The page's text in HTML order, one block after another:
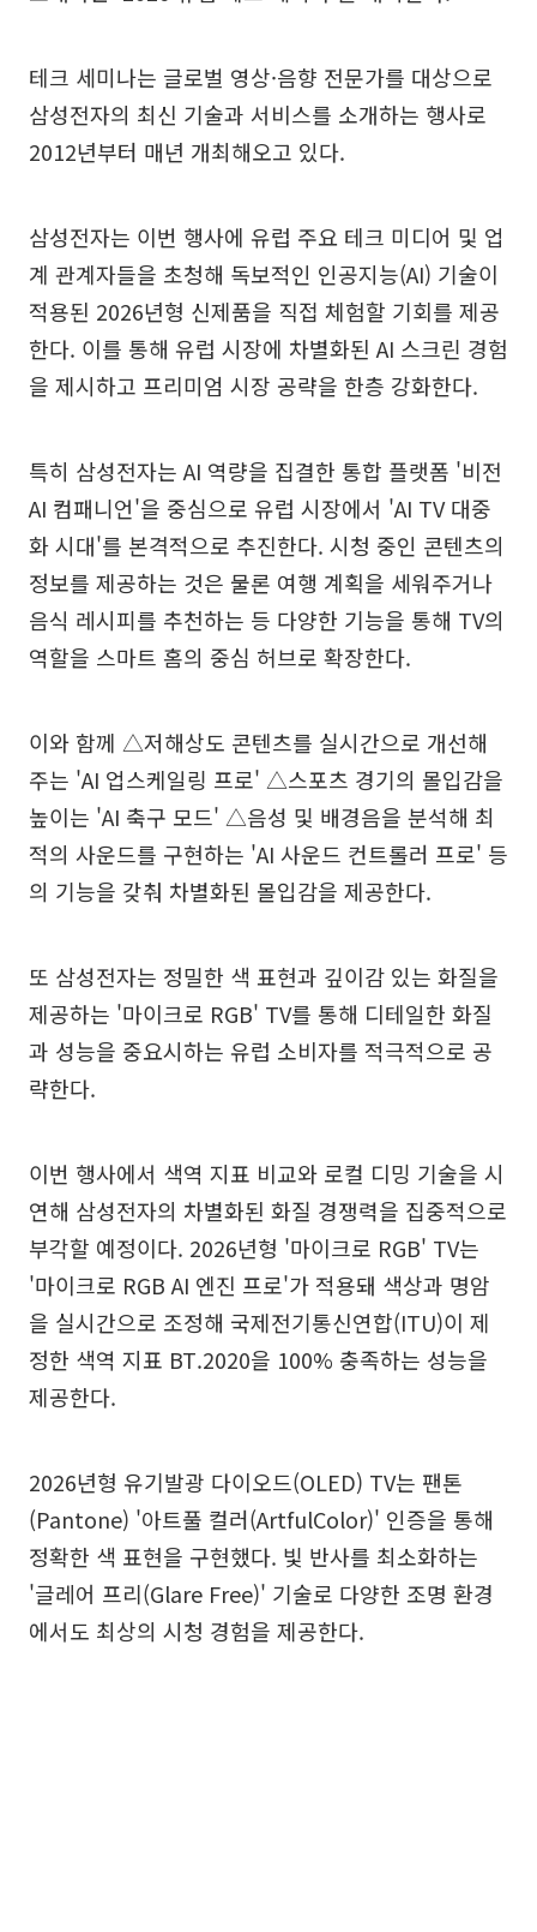
테크 세미나는 글로벌 영상·음향 전문가를 대상으로
삼성전자의 최신 기술과 서비스를 소개하는 행사로
2012년부터 매년 개최해오고 있다.
삼성전자는 이번 행사에 유럽 주요 테크 미디어 및 업
계 관계자들을 초청해 독보적인 인공지능(AI) 기술이
적용된 2026년형 신제품을 직접 체험할 기회를 제공
한다. 이를 통해 유럽 시장에 차별화된 AI 스크린 경험
을 제시하고 프리미엄 시장 공략을 한층 강화한다.
특히 삼성전자는 AI 역량을 집결한 통합 플랫폼 '비전
AI 컴패니언'을 중심으로 유럽 시장에서 'AI TV 대중
화 시대'를 본격적으로 추진한다. 시청 중인 콘텐츠의
정보를 제공하는 것은 물론 여행 계획을 세워주거나
음식 레시피를 추천하는 등 다양한 기능을 통해 TV의
역할을 스마트 홈의 중심 허브로 확장한다.
이와 함께 △저해상도 콘텐츠를 실시간으로 개선해
주는 'AI 업스케일링 프로' △스포츠 경기의 몰입감을
높이는 'AI 축구 모드' △음성 및 배경음을 분석해 최
적의 사운드를 구현하는 'AI 사운드 컨트롤러 프로' 등
의 기능을 갖춰 차별화된 몰입감을 제공한다.
또 삼성전자는 정밀한 색 표현과 깊이감 있는 화질을
제공하는 '마이크로 RGB' TV를 통해 디테일한 화질
과 성능을 중요시하는 유럽 소비자를 적극적으로 공
략한다.
이번 행사에서 색역 지표 비교와 로컬 디밍 기술을 시
연해 삼성전자의 차별화된 화질 경쟁력을 집중적으로
부각할 예정이다. 2026년형 '마이크로 RGB' TV는
'마이크로 RGB AI 엔진 프로'가 적용돼 색상과 명암
을 실시간으로 조정해 국제전기통신연합(ITU)이 제
정한 색역 지표 BT.2020을 100% 충족하는 성능을
제공한다.
2026년형 유기발광 다이오드(OLED) TV는 팬톤
(Pantone) '아트풀 컬러(ArtfulColor)' 인증을 통해
정확한 색 표현을 구현했다. 빛 반사를 최소화하는
'글레어 프리(Glare Free)' 기술로 다양한 조명 환경
에서도 최상의 시청 경험을 제공한다.